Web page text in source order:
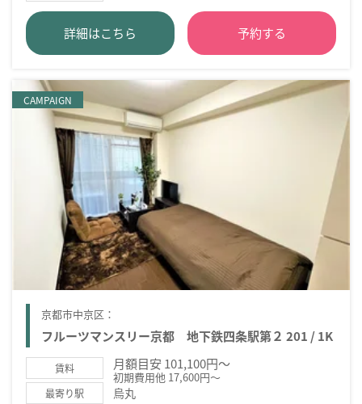
詳細はこちら 予約する
CAMPAIGN
京都市中京区：
フルーツマンスリー京都 地下鉄四条駅第２ 201 / 1K
賃料 月額目安 101,100円～
初期費用他 17,600円～
最寄り駅 烏丸